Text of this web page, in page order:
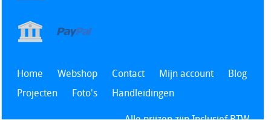
Home Webshop Contact Mijn account
Blog
Projecten
Foto's
Handleidingen